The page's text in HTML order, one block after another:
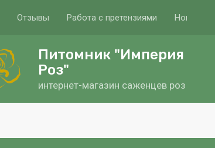
Отзывы Работа с претензиями Новости и
Питомник "Империя
Роз"
интернет-магазин саженцев роз